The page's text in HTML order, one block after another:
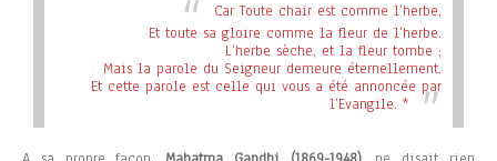
Car Toute chair est comme l’herbe,
Et toute sa gloire comme la fleur de l’herbe.
L’herbe sèche, et la fleur tombe ;
Mais la parole du Seigneur demeure éternellement.
Et cette parole est celle qui vous a été annoncée par
l’Evangile. *